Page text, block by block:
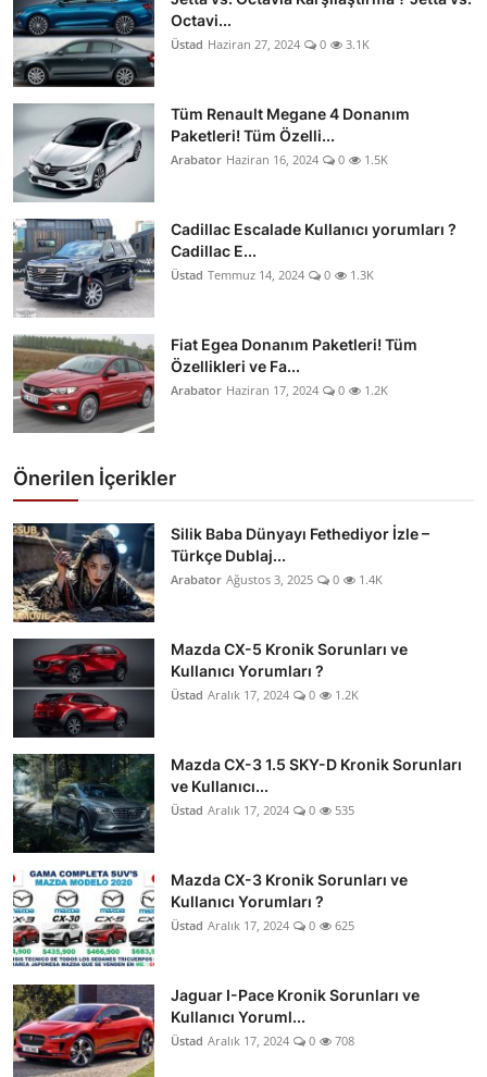
Octavi...
Üstad Haziran 27, 2024 0 3.1K
Tüm Renault Megane 4 Donanım
Paketleri! Tüm Özelli...
Arabator Haziran 16, 2024 0 1.5K
Cadillac Escalade Kullanıcı yorumları ?
Cadillac E...
Üstad Temmuz 14, 2024 0 1.3K
Fiat Egea Donanım Paketleri! Tüm
Özellikleri ve Fa...
Arabator Haziran 17, 2024 0 1.2K
Önerilen İçerikler
Silik Baba Dünyayı Fethediyor İzle –
Türkçe Dublaj...
Arabator Ağustos 3, 2025 0 1.4K
Mazda CX-5 Kronik Sorunları ve
Kullanıcı Yorumları ?
Üstad Aralık 17, 2024 0 1.2K
Mazda CX-3 1.5 SKY-D Kronik Sorunları
ve Kullanıcı...
Üstad Aralık 17, 2024 0 535
Mazda CX-3 Kronik Sorunları ve
Kullanıcı Yorumları ?
Üstad Aralık 17, 2024 0 625
Jaguar I-Pace Kronik Sorunları ve
Kullanıcı Yoruml...
Üstad Aralık 17, 2024 0 708